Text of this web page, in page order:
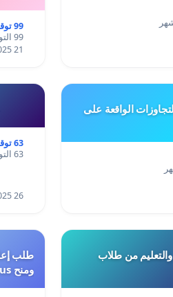
99 توقيع
99 التوقيعات / 12 أشهر
21 Aug 2025
الواقعة على
63 توقيع
63 التوقيعات / 12 أشهر
26 Oct 2025
والتعليم من طلاب
ومنح Bonus